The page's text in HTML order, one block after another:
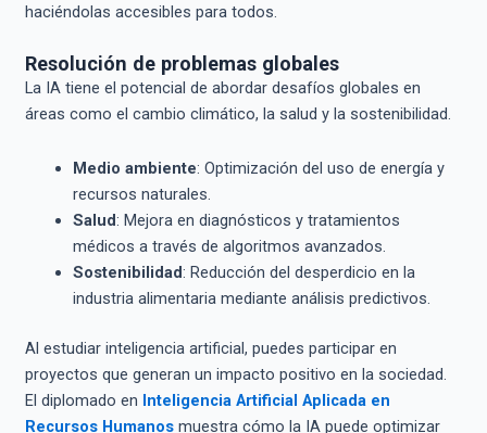
haciéndolas accesibles para todos.
Resolución de problemas globales
La IA tiene el potencial de abordar desafíos globales en
áreas como el cambio climático, la salud y la sostenibilidad.
Medio ambiente: Optimización del uso de energía y
recursos naturales.
Salud: Mejora en diagnósticos y tratamientos
médicos a través de algoritmos avanzados.
Sostenibilidad: Reducción del desperdicio en la
industria alimentaria mediante análisis predictivos.
Al estudiar inteligencia artificial, puedes participar en
proyectos que generan un impacto positivo en la sociedad.
El diplomado en Inteligencia Artificial Aplicada en
Recursos Humanosmuestra cómo la IA puede optimizar